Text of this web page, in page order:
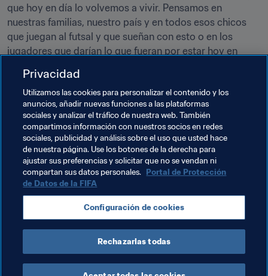
que hoy en día lo volvemos a vivir. Pensamos en
nuestras familias, nuestro país y en todos esos chicos
que juegan al futsal y que sueñan con esto o en los
jugadores que darían lo que fueran por estar hoy en
fuera de la cancha.
Temas relacionados
Copa Mundial de Futsal de la FIFA Lituania 2021™
UEFA CONMEBOL Argentina
Privacidad
Utilizamos las cookies para personalizar el contenido y los
anuncios, añadir nuevas funciones a las plataformas
sociales y analizar el tráfico de nuestra web. También
compartimos información con nuestros socios en redes
sociales, publicidad y análisis sobre el uso que usted hace
de nuestra página. Use los botones de la derecha para
ajustar sus preferencias y solicitar que no se vendan ni
compartan sus datos personales. Portal de Protección
de Datos de la FIFA
Configuración de cookies
Rechazarlas todas